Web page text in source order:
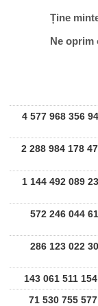
Ține
Ne oprim
4 577 968 356
2 288 984 178
1 144 492 089
572 246 044
286 123 022
143 061 511
71 530 755